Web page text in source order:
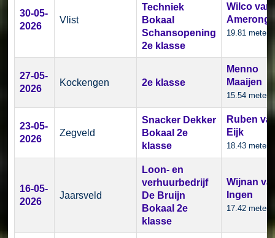
30-05-
2026
Vlist
Techniek
Bokaal
Schansopening
2e klasse
Wilco van
19.81 meter
27-05-
2026
Kockengen 2e klasse
Menno
Maaijen
15.54 meter
23-05-
2026
Zegveld
Snacker Dekker
Bokaal 2e
klasse
Ruben
Eijk
18.43 meter
16-05-
2026
Jaarsveld
Loon- en
verhuurbedrijf
De Bruijn
Bokaal 2e
klasse
Wijnan
Ingen
17.42 meter